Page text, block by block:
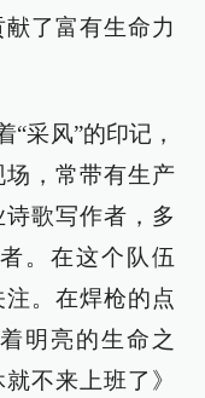
了富有生命力
“采风”的印记，
，常带有生产
歌写作者，多
。在这个队伍
。在焊枪的点
明亮的生命之
不来上班了》